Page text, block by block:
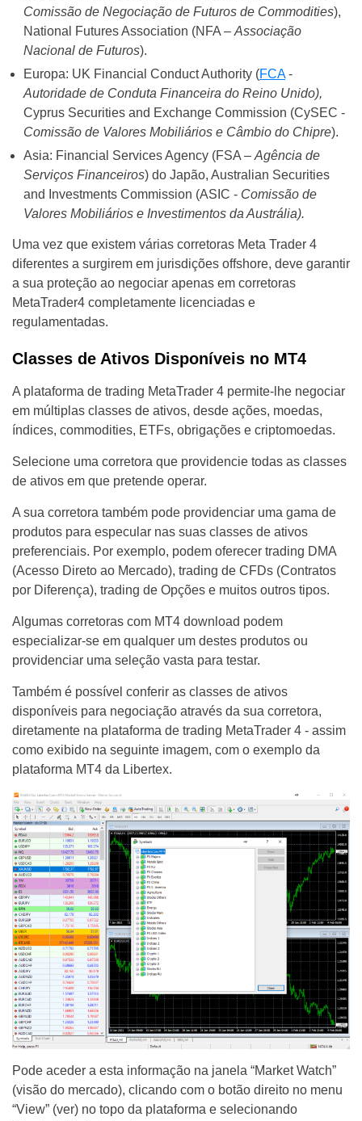
Comissão de Negociação de Futuros de Commodities),
National Futures Association (NFA – Associação
Nacional de Futuros).
Europa: UK Financial Conduct Authority (FCA-
Autoridade de Conduta Financeira do Reino Unido),
Cyprus Securities and Exchange Commission (CySEC -
Comissão de Valores Mobiliários e Câmbio do Chipre).
Asia: Financial Services Agency (FSA – Agência de
Serviços Financeiros) do Japão, Australian Securities
and Investments Commission (ASIC - Comissão de
Valores Mobiliários e Investimentos da Austrália).
Uma vez que existem várias corretoras Meta Trader 4
diferentes a surgirem em jurisdições offshore, deve garantir
a sua proteção ao negociar apenas em corretoras
MetaTrader4 completamente licenciadas e
regulamentadas.
Classes de Ativos Disponíveis no MT4
A plataforma de trading MetaTrader 4 permite-lhe negociar
em múltiplas classes de ativos, desde ações, moedas,
índices, commodities, ETFs, obrigações e criptomoedas.
Selecione uma corretora que providencie todas as classes
de ativos em que pretende operar.
A sua corretora também pode providenciar uma gama de
produtos para especular nas suas classes de ativos
preferenciais. Por exemplo, podem oferecer trading DMA
(Acesso Direto ao Mercado), trading de CFDs (Contratos
por Diferença), trading de Opções e muitos outros tipos.
Algumas corretoras com MT4 download podem
especializar-se em qualquer um destes produtos ou
providenciar uma seleção vasta para testar.
Também é possível conferir as classes de ativos
disponíveis para negociação através da sua corretora,
diretamente na plataforma de trading MetaTrader 4 - assim
como exibido na seguinte imagem, com o exemplo da
plataforma MT4 da Libertex.
Pode aceder a esta informação na janela “Market Watch”
(visão do mercado), clicando com o botão direito no menu
“View” (ver) no topo da plataforma e selecionando